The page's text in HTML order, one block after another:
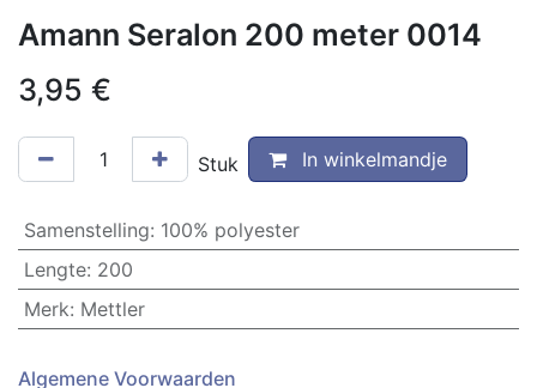
Amann Seralon 200 meter 0014
3,95 €
Stuk In winkelmandje
Samenstelling: 100% polyester
Lengte: 200
Merk: Mettler
Algemene Voorwaarden